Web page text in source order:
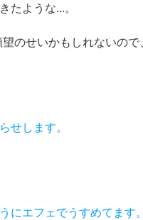
たような...。
のせいかもしれないので、
せします。
にエフェでうすめてます。